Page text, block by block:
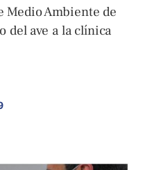
Medio Ambiente de
del ave a la clínica